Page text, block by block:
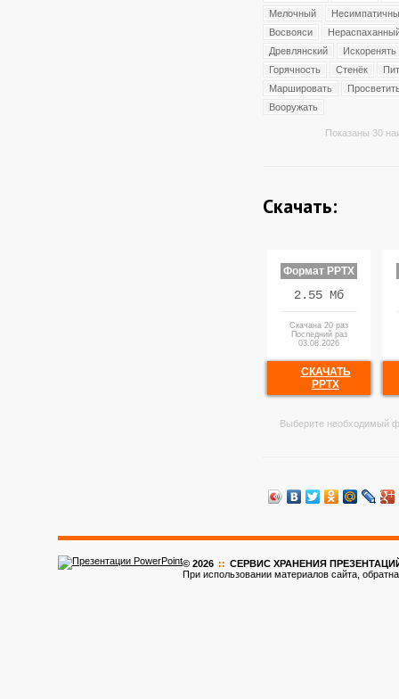
Мелочный
Восвояси
Древлянский
Искоренять
Горячность
Стенёк
Маршировать
Вооружать
Показаны 30
Скачать:
Формат PPTX
2.55 Мб
Скачана 20 раз
Последний раз
03.08.2026
СКАЧАТЬ
PPTX
Выберите необходимый
© 2026 :: CЕРВИС ХРАНЕНИЯ ПРЕЗЕНТАЦИЙ
При использовании материалов сайта,